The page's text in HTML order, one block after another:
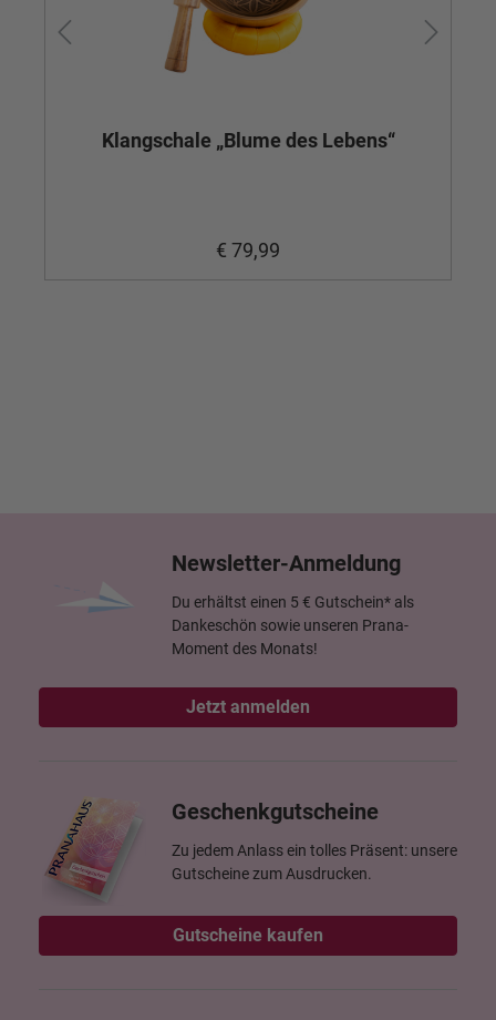
Klangschale „Blume des Lebens“
€ 79,99
Newsletter-Anmeldung
Du erhältst einen 5 € Gutschein* als
Dankeschön sowie unseren Prana-
Moment des Monats!
Jetzt anmelden
Geschenkgutscheine
Zu jedem Anlass ein tolles Präsent: unsere
Gutscheine zum Ausdrucken.
Gutscheine kaufen